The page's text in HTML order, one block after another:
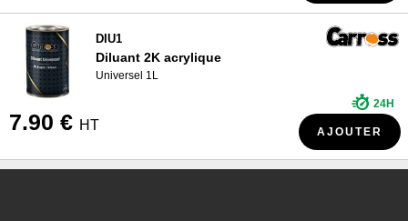
DIU1
Diluant 2K acrylique
Universel 1L
7.90 € HT
24H
AJOUTER